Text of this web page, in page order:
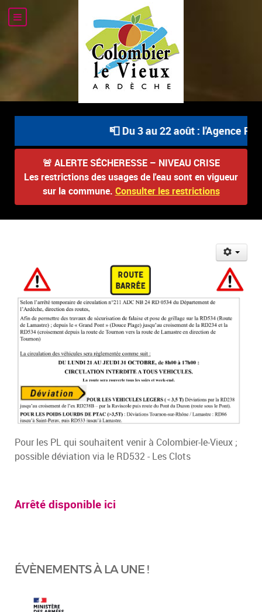
📮 Du 3 au 22 août : l'Agence
🚨 ALERTE SÉCHERESSE – NIVEAU CRISE
Les restrictions des usages de l'eau sont en vigueur
sur la commune. Consulter les restrictions
Pour les PL qui souhaitent venir à Colombier-le-Vieux ;
possible déviation via le RD532 - Les Clots
Arrêté disponible ici
ÉVÈNEMENTS À LA UNE !